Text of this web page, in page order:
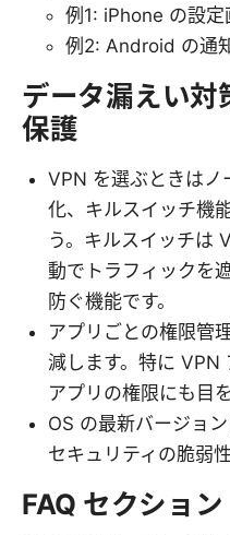
例1: iPhone の設定
例2: Android の通
データ漏えい対
保護
VPN を選ぶときはノ
化、キルスイッチ機
う。キルスイッチは
動でトラフィックを
防ぐ機能です。
アプリごとの権限管
減します。特に VPN
アプリの権限にも目
OS の最新バージョ
セキュリティの脆弱
FAQ セクション